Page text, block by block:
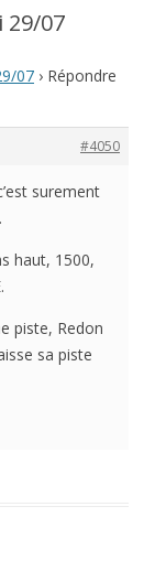
29/07
07 › Répondre
#4050
surement
haut, 1500,
piste, Redon
sa piste